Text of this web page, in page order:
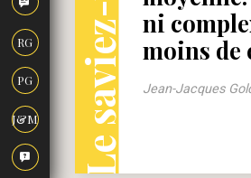
RG
PG
J&M
ni
moins de
Jean-Jacques